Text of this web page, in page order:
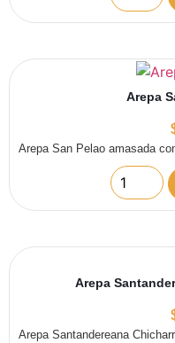
Arepa
Arepa San Pelao amasada
Arepa
Arepa Santandereana